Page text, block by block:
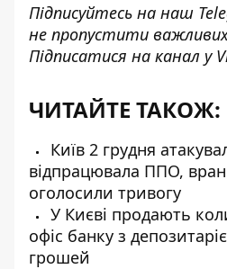
Підписуйтесь на наш
не пропустити
Підписатися на канал у
ЧИТАЙТЕ ТАКОЖ:
Київ 2 грудня
відпрацювала ППО,
оголосили тривогу
У Києві продають
офіс банку з
грошей